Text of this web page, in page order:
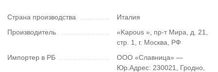
Страна производства
Италия
Производитель
«Kapous », пр-т Мира, д. 21,
стр. 1, г. Москва, РФ
Импортер в РБ
ООО «Славница» —
Юр.Адрес: 230021, Гродно,